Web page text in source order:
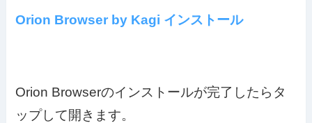
Orion Browser by Kagi インストール
Orion Browserのインストールが完了したらタ
ップして開きます。